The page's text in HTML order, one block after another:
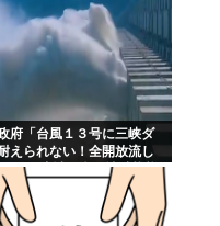
レメンス
でパレスチナ国旗を掲...
たには関係ない」そう...
ば、日本国は今でも統...
府「台風１３号に三峡ダ
えられない！全開放流し
⇒ 下流域の街が壊滅状態
ｗｗ